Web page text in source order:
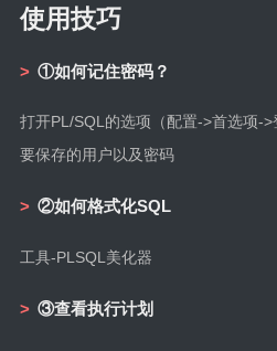
使用技巧
①如何记住密码？
打开PL/SQL的选项（配置->首选项-
要保存的用户以及密码
②如何格式化SQL
工具-PLSQL美化器
③查看执行计划